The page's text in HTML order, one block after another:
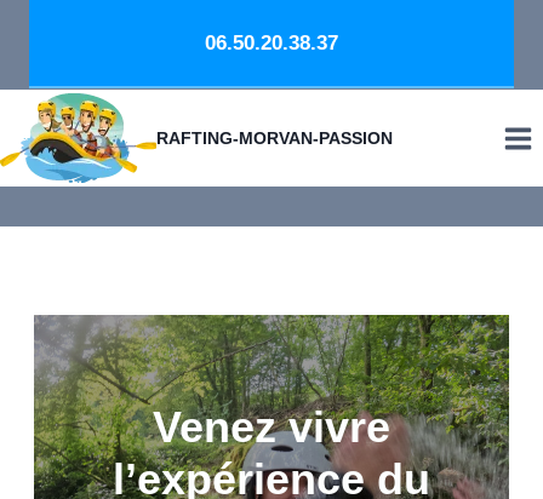
contenu
06.50.20.38.37
RAFTING-MORVAN-PASSION
Venez vivre
l’expérience du
Venez vivre